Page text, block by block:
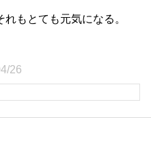
もとても元気になる。
26